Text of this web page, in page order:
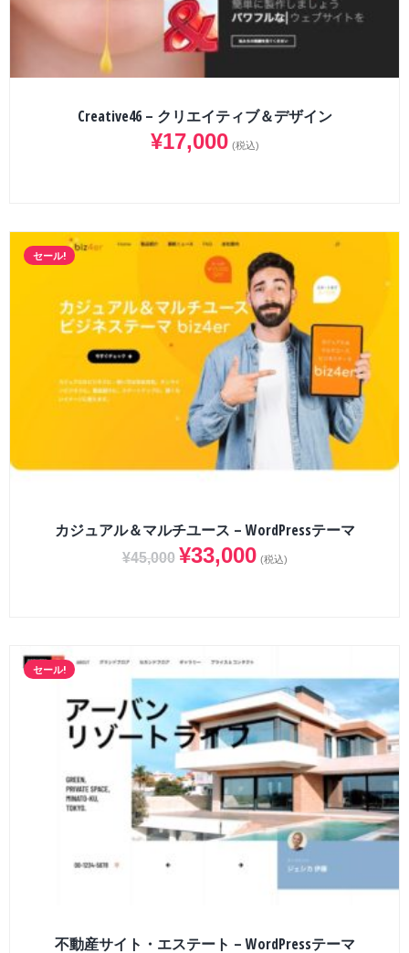
Creative46 – クリエイティブ＆デザイン
¥17,000 (税込)
セール!
カジュアル＆マルチユース – WordPressテーマ
¥45,000 ¥33,000 (税込)
セール!
不動産サイト・エステート – WordPressテーマ